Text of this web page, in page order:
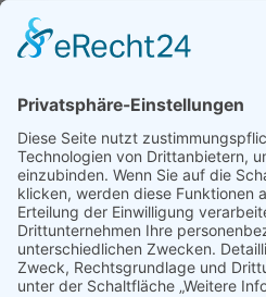
Name, E-Mail-Adresse und